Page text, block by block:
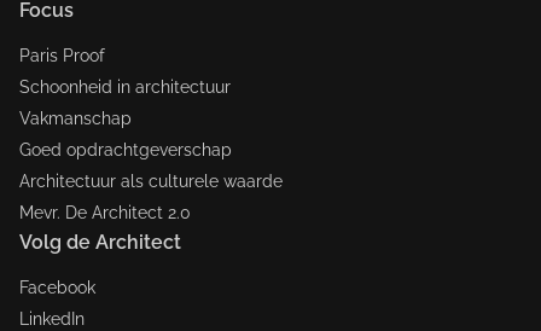
Focus
Paris Proof
Schoonheid in architectuur
Vakmanschap
Goed opdrachtgeverschap
Architectuur als culturele waarde
Mevr. De Architect 2.0
Volg de Architect
Facebook
LinkedIn